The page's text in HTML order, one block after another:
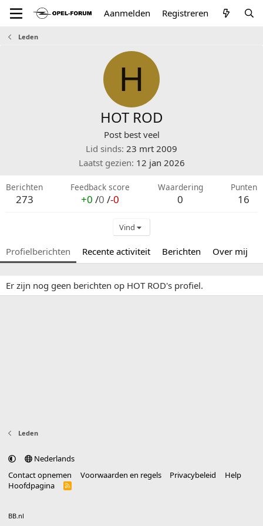
Aanmelden Registreren
Leden
H
HOT ROD
Post best veel
Lid sinds 23 mrt 2009
Laatst gezien 12 jan 2026
Berichten
273
Feedback score
+0 /0 /-0
Waardering
0
Punten
16
Vind
Profielberichten Recente activiteit Berichten Over mij
Er zijn nog geen berichten op HOT ROD's profiel.
Leden
Nederlands
Contact opnemen
Voorwaarden en regels Privacybeleid
Help
Hoofdpagina
R
BB.nl